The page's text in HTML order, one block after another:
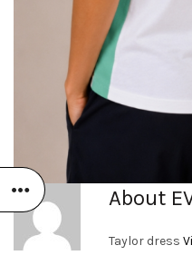
About
Taylor dress